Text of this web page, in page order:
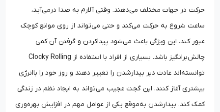
حرکت در جهات مختلف می‌دهند. وقتی آلارم به صدا درمی‌آید،
ساعت شروع به حرکت می‌کند و حتی می‌تواند از روی موانع کوچک
عبور کند. این ویژگی باعث می‌شود پیداکردن و گرفتن آن کمی
چالش‌برانگیز باشد. بسیاری از افراد با استفاده از Clocky Rolling
توانسته‌اند عادت دیر بیدارشدن را تغییر دهند و روز خود را باانرژی
بیشتری آغاز کنند. این گجت عجیب می‌تواند به ایجاد نظم در زندگی
کمک کند. بیدارشدن به‌موقع یکی از عوامل مهم در افزایش بهره‌وری